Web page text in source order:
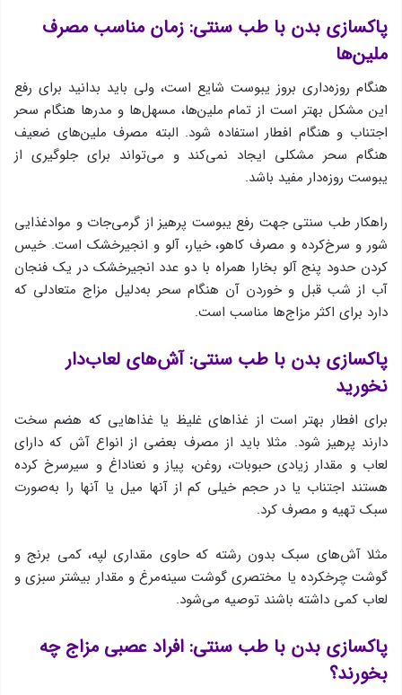
پاکسازی بدن با طب سنتی: زمان مناسب مصرف
ملین‌ها
هنگام روزه‌داری بروز یبوست شایع است، ولی باید بدانید برای رفع
این مشکل بهتر است از تمام ملین‌ها، مسهل‌ها و مدرها هنگام سحر
اجتناب و هنگام افطار استفاده شود. البته مصرف ملین‌های ضعیف
هنگام سحر مشکلی ایجاد نمی‌کند و می‌تواند برای جلوگیری از
یبوست روزه‌دار مفید باشد.
راهکار طب سنتی جهت رفع یبوست پرهیز از گرمی‌جات و موادغذایی
شور و سرخ‌کرده و مصرف کاهو، خیار، آلو و انجیرخشک است. خیس
کردن حدود پنج آلو بخارا همراه با دو عدد انجیرخشک در یک فنجان
آب از شب قبل و خوردن آن هنگام سحر به‌دلیل مزاج متعادلی که
دارد برای اکثر مزاج‌ها مناسب است.
پاکسازی بدن با طب سنتی: آش‌های لعاب‌دار
نخورید
برای افطار بهتر است از غذاهای غلیظ یا غذاهایی که هضم سخت
دارند پرهیز شود. مثلا باید از مصرف بعضی از انواع آش که دارای
لعاب و مقدار زیادی حبوبات، روغن، پیاز و نعناداغ و سیرسرخ کرده
هستند اجتناب یا در حجم خیلی کم از آنها میل یا آنها را به‌صورت
سبک تهیه و مصرف کرد.
مثلا آش‌های سبک بدون رشته که حاوی مقداری لپه، کمی برنج و
گوشت چرخکرده یا مختصری گوشت سینه‌مرغ و مقدار بیشتر سبزی ‌و
لعاب کمی داشته باشند توصیه می‌شود.
پاکسازی بدن با طب سنتی: افراد عصبی مزاج چه
بخورند؟